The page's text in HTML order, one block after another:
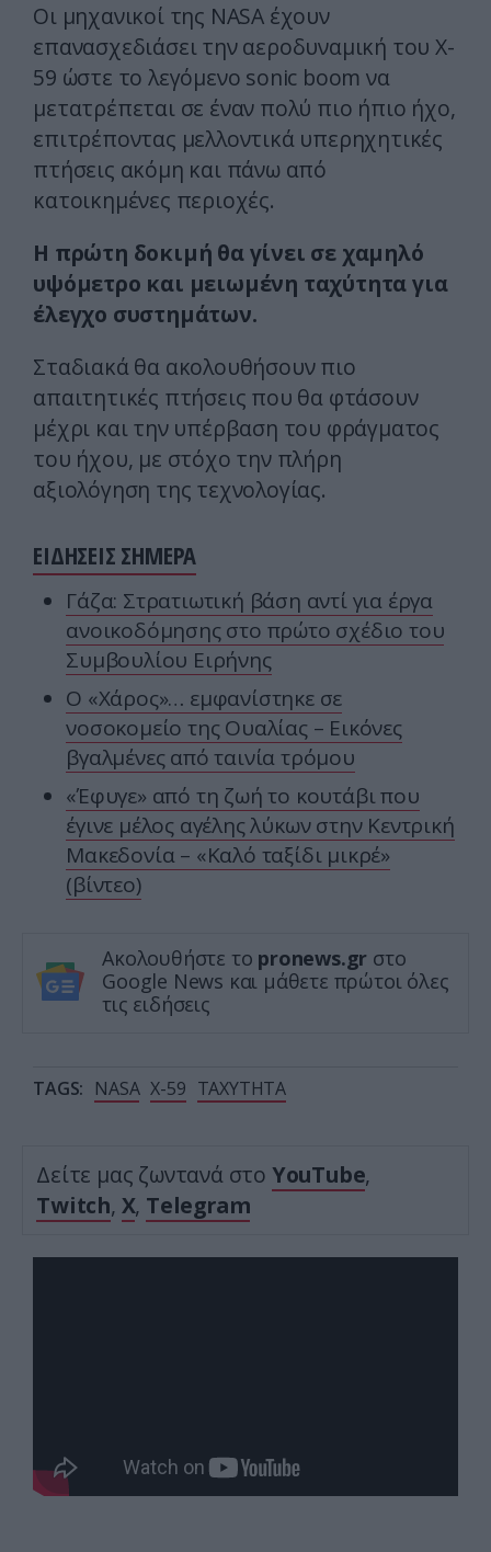
Οι μηχανικοί της NASA έχουν
επανασχεδιάσει την αεροδυναμική του X-
59 ώστε το λεγόμενο sonic boom να
μετατρέπεται σε έναν πολύ πιο ήπιο ήχο,
επιτρέποντας μελλοντικά υπερηχητικές
πτήσεις ακόμη και πάνω από
κατοικημένες περιοχές.
Η πρώτη δοκιμή θα γίνει σε χαμηλό
υψόμετρο και μειωμένη ταχύτητα για
έλεγχο συστημάτων.
Σταδιακά θα ακολουθήσουν πιο
απαιτητικές πτήσεις που θα φτάσουν
μέχρι και την υπέρβαση του φράγματος
του ήχου, με στόχο την πλήρη
αξιολόγηση της τεχνολογίας.
ΕΙΔΗΣΕΙΣ ΣΗΜΕΡΑ
Γάζα: Στρατιωτική βάση αντί για έργα
ανοικοδόμησης στο πρώτο σχέδιο του
Συμβουλίου Ειρήνης
Ο «Χάρος»… εμφανίστηκε σε
νοσοκομείο της Ουαλίας – Εικόνες
βγαλμένες από ταινία τρόμου
«Έφυγε» από τη ζωή το κουτάβι που
έγινε μέλος αγέλης λύκων στην Κεντρική
Μακεδονία – «Καλό ταξίδι μικρέ»
(βίντεο)
Ακολουθήστε το pronews.gr στο
Google News και μάθετε πρώτοι όλες
τις ειδήσεις
TAGS: NASA X-59 ΤΑΧΥΤΗΤΑ
Δείτε μας ζωντανά στο YouTube,
Twitch, X, Telegram